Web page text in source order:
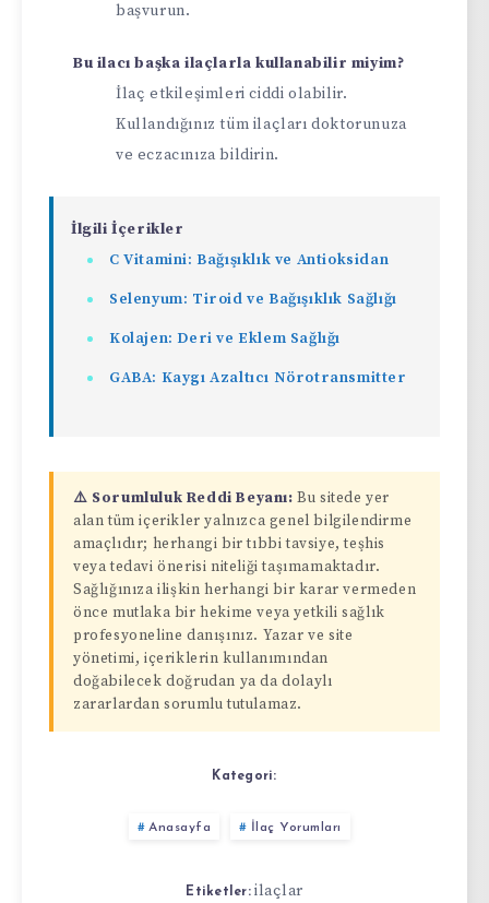
başvurun.
Bu ilacı başka ilaçlarla kullanabilir miyim?
İlaç etkileşimleri ciddi olabilir.
Kullandığınız tüm ilaçları doktorunuza
ve eczacınıza bildirin.
İlgili İçerikler
C Vitamini: Bağışıklık ve Antioksidan
Selenyum: Tiroid ve Bağışıklık Sağlığı
Kolajen: Deri ve Eklem Sağlığı
GABA: Kaygı Azaltıcı Nörotransmitter
⚠️ Sorumluluk Reddi Beyanı: Bu sitede yer
alan tüm içerikler yalnızca genel bilgilendirme
amaçlıdır; herhangi bir tıbbi tavsiye, teşhis
veya tedavi önerisi niteliği taşımamaktadır.
Sağlığınıza ilişkin herhangi bir karar vermeden
önce mutlaka bir hekime veya yetkili sağlık
profesyoneline danışınız. Yazar ve site
yönetimi, içeriklerin kullanımından
doğabilecek doğrudan ya da dolaylı
zararlardan sorumlu tutulamaz.
Kategori:
Anasayfa İlaç Yorumları
Etiketler: ilaçlar